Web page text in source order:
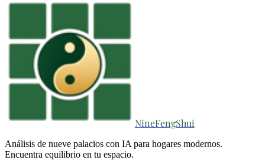
NineFengShui
Análisis de nueve palacios con IA para hogares modernos.
Encuentra equilibrio en tu espacio.